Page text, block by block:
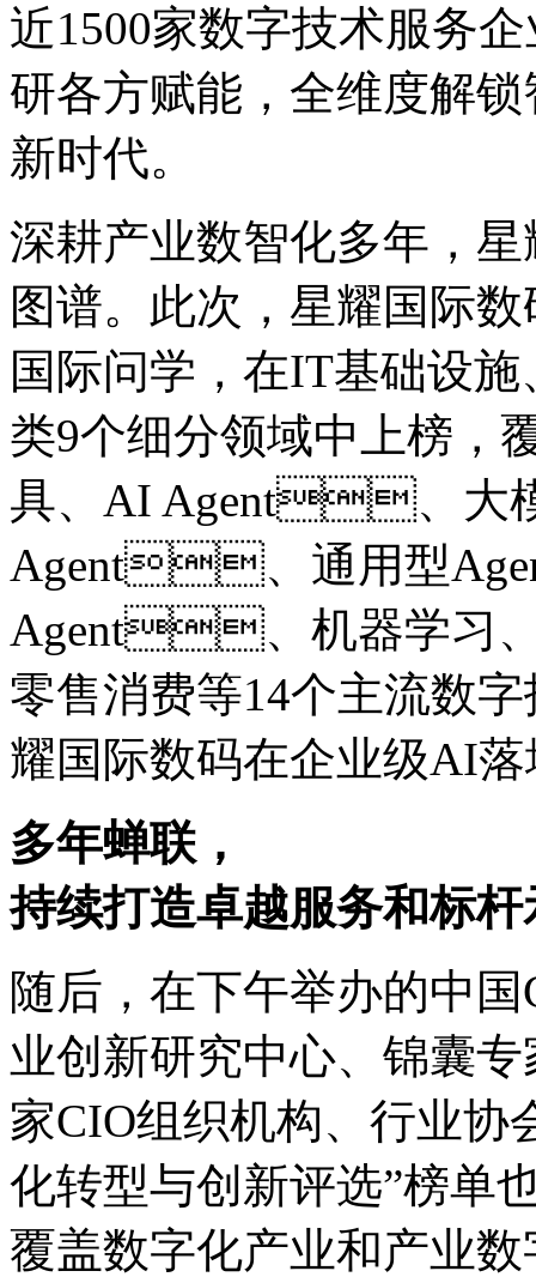
近1500家数字技术服务企业
研各方赋能，全维度解
新时代。
深耕产业数智化多年
图谱。此次，星耀国际
国际问学，在IT基础设施
类9个细分领域中上榜，
具、AI Agent、大
Agent、通用型
Agent、机器学习、数
零售消费等14个主流数字
耀国际数码在企业级AI
多年蝉联，
持续打造卓越服务和标杆
随后，在下午举办的中
业创新研究中心、锦囊
家CIO组织机构、行业
化转型与创新评选”榜单
覆盖数字化产业和产业数